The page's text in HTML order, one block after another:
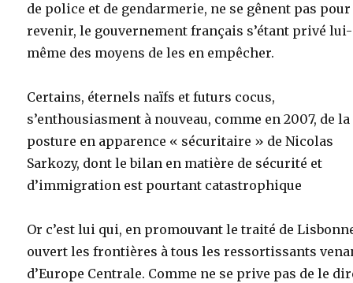
de police et de gendarmerie, ne se gênent pas pour
revenir, le gouvernement français s’étant privé lui-
même des moyens de les en empêcher.
Certains, éternels naïfs et futurs cocus,
s’enthousiasment à nouveau, comme en 2007, de la
posture en apparence « sécuritaire » de Nicolas
Sarkozy, dont le bilan en matière de sécurité et
d’immigration est pourtant catastrophique
Or c’est lui qui, en promouvant le traité de
ouvert les frontières à tous les ressortissants
d’Europe Centrale. Comme ne se prive pas de le